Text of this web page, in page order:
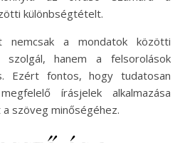
különbségtételt.
nemcsak a mondatok közötti
szolgál, hanem a felsorolások
Ezért fontos, hogy tudatosan
írásjelek alkalmazása
szöveg minőségéhez.